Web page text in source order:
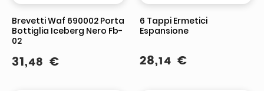
Brevetti Waf 690002 Porta
Bottiglia Iceberg Nero Fb-
02
31,48 €
6 Tappi Ermetici
Espansione
28,14 €